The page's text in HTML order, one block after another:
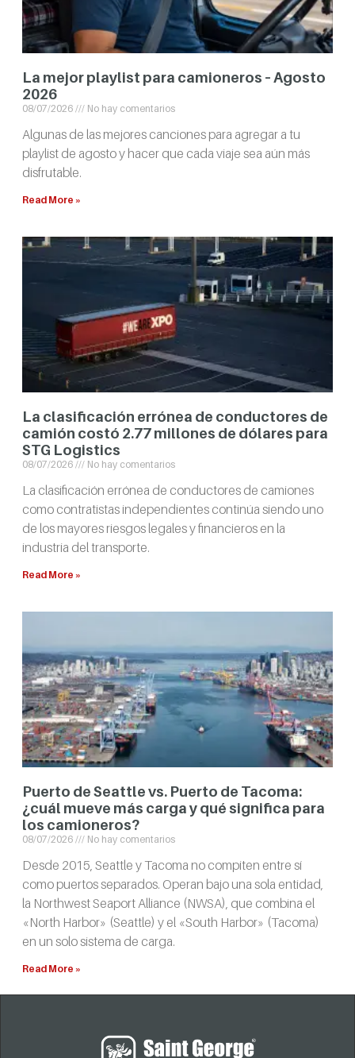
La mejor playlist para camioneros – Agosto
2026
08/07/2026 No hay comentarios
Algunas de las mejores canciones para agregar a tu
playlist de agosto y hacer que cada viaje sea aún más
disfrutable.
Read More »
La clasificación errónea de conductores de
camión costó 2.77 millones de dólares para
STG Logistics
08/07/2026 No hay comentarios
La clasificación errónea de conductores de camiones
como contratistas independientes continúa siendo uno
de los mayores riesgos legales y financieros en la
industria del transporte.
Read More »
Puerto de Seattle vs. Puerto de Tacoma:
¿cuál mueve más carga y qué significa para
los camioneros?
08/07/2026 No hay comentarios
Desde 2015, Seattle y Tacoma no compiten entre sí
como puertos separados. Operan bajo una sola entidad,
la Northwest Seaport Alliance (NWSA), que combina el
«North Harbor» (Seattle) y el «South Harbor» (Tacoma)
en un solo sistema de carga.
Read More »